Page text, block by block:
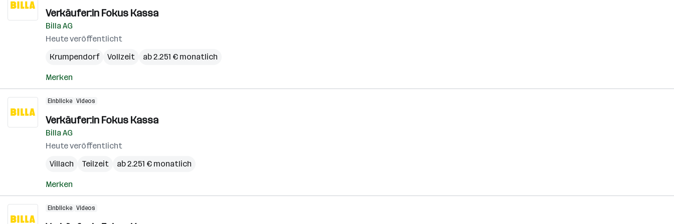
Verkäufer:in Fokus Kassa
Billa AG
Heute veröffentlicht
Krumpendorf
Vollzeit ab 2.251 € monatlich
Merken
Einblicke Videos
Verkäufer:in Fokus Kassa
Billa AG
Heute veröffentlicht
Villach
Teilzeit ab 2.251 € monatlich
Merken
Einblicke Videos